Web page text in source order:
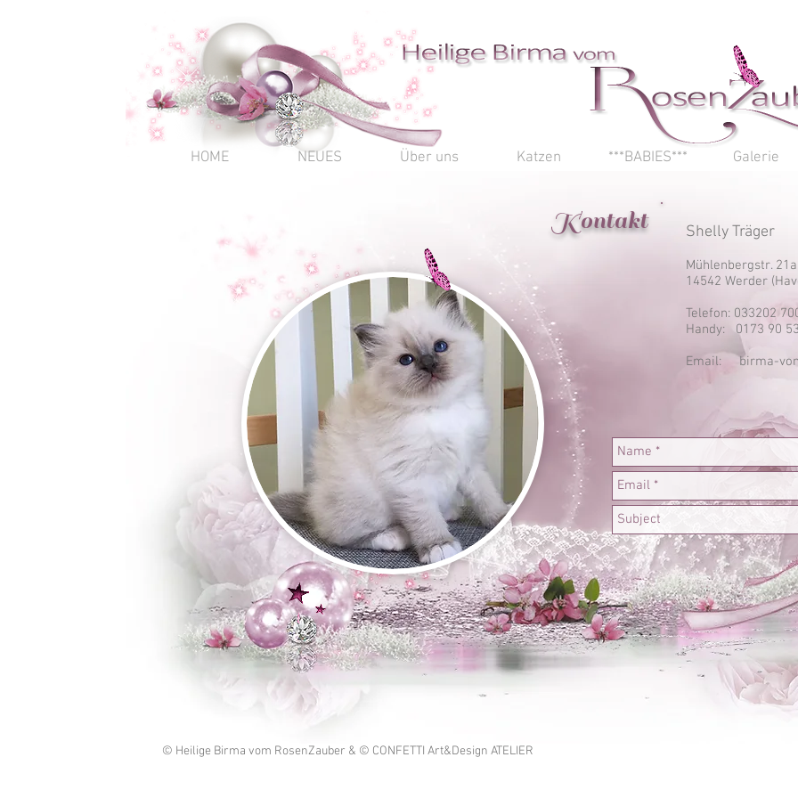
HOME NEUES Über uns Katzen ***BABIES*** Galerie
Kontakt Shelly Träger
Mühlenbergstr. 21a
14542 Werder
Telefon: 033202
Handy: 0173 90
Email: birma-
© Heilige Birma vom RosenZauber & © CONFETTI Art&Design ATELIER